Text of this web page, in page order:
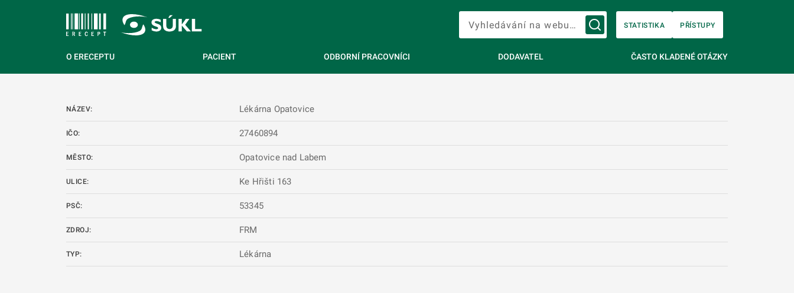
Vyhledávání na webu…
STATISTIKA PŘÍSTUPY
O ERECEPTU PACIENT ODBORNÍ PRACOVNÍCI DODAVATEL ČASTO KLADENÉ OTÁZKY
NÁZEV: Lékárna Opatovice
IČO: 27460894
MĚSTO: Opatovice nad Labem
ULICE: Ke Hřišti 163
PSČ: 53345
ZDROJ: FRM
TYP: Lékárna